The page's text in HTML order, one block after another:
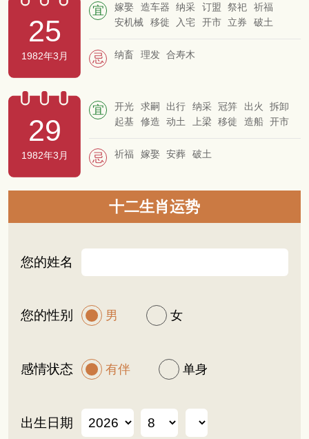
25
1982年3月
宜 嫁娶 造车器 纳采 订盟 祭祀
祈福
安机械
移徙 入宅 开市 立券
破土
忌 纳畜 理发 合寿木
29
1982年3月
宜 开光 求嗣 出行 纳采 冠笄 出火
拆卸
起基
修造 动土 上梁 移徙 造船 开市
忌 祈福 嫁娶 安葬 破土
十二生肖运势
您的姓名
您的性别 男 女
感情状态 有伴 单身
出生日期